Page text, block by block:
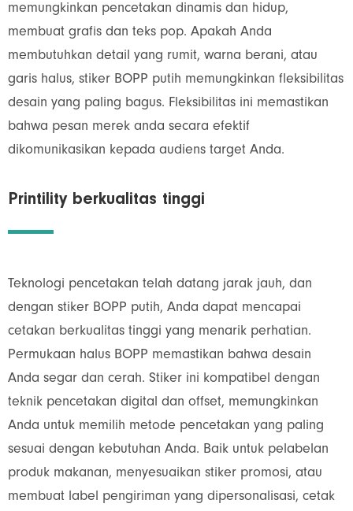
memungkinkan pencetakan dinamis dan hidup,
membuat grafis dan teks pop. Apakah Anda
membutuhkan detail yang rumit, warna berani, atau
garis halus, stiker BOPP putih memungkinkan fleksibilitas
desain yang paling bagus. Fleksibilitas ini memastikan
bahwa pesan merek anda secara efektif
dikomunikasikan kepada audiens target Anda.
Printility berkualitas tinggi
Teknologi pencetakan telah datang jarak jauh, dan
dengan stiker BOPP putih, Anda dapat mencapai
cetakan berkualitas tinggi yang menarik perhatian.
Permukaan halus BOPP memastikan bahwa desain
Anda segar dan cerah. Stiker ini kompatibel dengan
teknik pencetakan digital dan offset, memungkinkan
Anda untuk memilih metode pencetakan yang paling
sesuai dengan kebutuhan Anda. Baik untuk pelabelan
produk makanan, menyesuaikan stiker promosi, atau
membuat label pengiriman yang dipersonalisasi, cetak